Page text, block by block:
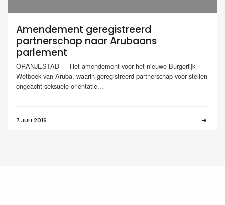
Amendement geregistreerd
partnerschap naar Arubaans
parlement
ORANJESTAD — Het amendement voor het nieuwe Burgerlijk
Wetboek van Aruba, waarin geregistreerd partnerschap voor stellen
ongeacht seksuele oriëntatie...
7 JULI 2016